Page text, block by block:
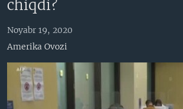
VATANDOSHLAR
MULTIMEDIA
XALQARO HAYOT
VASHINGTON CHOYXONASI
FACEBOOK
YOUTUBE
INGLIZ TILI DARSLARI
EDITORIAL
chiqdi?
Noyabr 19, 2020
Amerika Ovozi